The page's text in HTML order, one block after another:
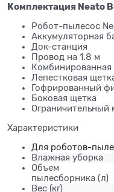
Комплектация Neato
Робот-пылесос
Аккумуляторная
Док-станция
Провод на 1.8 м
Лепестковая
Гофрированный
Боковая щетка
Ограничительный
Характеристики
Для роботов-
Влажная уборка
Объем
пылесборника (л)
Вес (кг)